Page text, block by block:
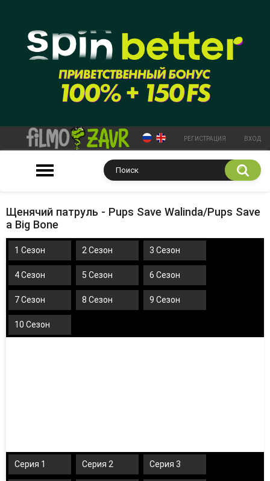
РЕГИСТРАЦИЯ ВХОД
Щенячий патруль - Pups Save Walinda/Pups Save
a Big Bone
1 Сезон 2 Сезон 3 Сезон
4 Сезон 5 Сезон 6 Сезон
7 Сезон 8 Сезон 9 Сезон
10 Сезон
Серия 1 Серия 2 Серия 3